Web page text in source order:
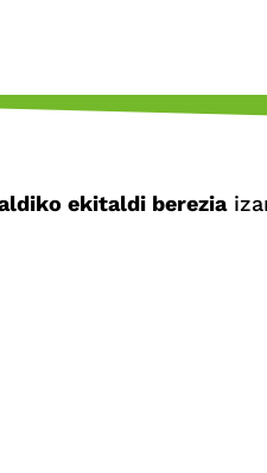
ekitaldi berezia